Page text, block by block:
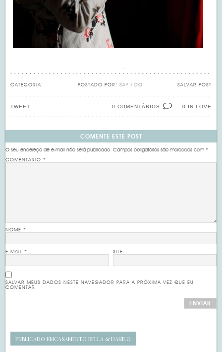
CATEGORIA: SALVAR POST
POSTADO POR: SAY I DO
0 IN LOVE
0 COMENTÁRIOS
TWEET
COMENTE ESTE POST
O seu endereço de e-mail não será publicado. Campos obrigatórios são marcados com*
COMENTÁRIO*
NOME*
E-MAIL* SITE
SALVAR MEUS DADOS NESTE NAVEGADOR PARA A PRÓXIMA VEZ QUE EU
COMENTAR.
PUBLICADO EMCASAMENTO BELLA & DANILO